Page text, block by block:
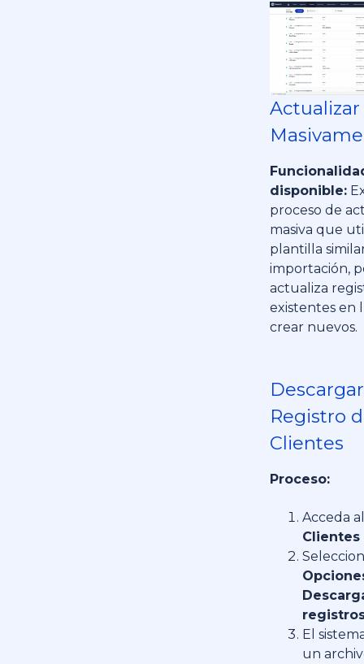
disponible:
proceso de
masiva que
plantilla
importación,
actualiza
existentes en
crear nuevos.
Descargar
Registro
Clientes
Proceso:
Acceda
Clientes
El
un